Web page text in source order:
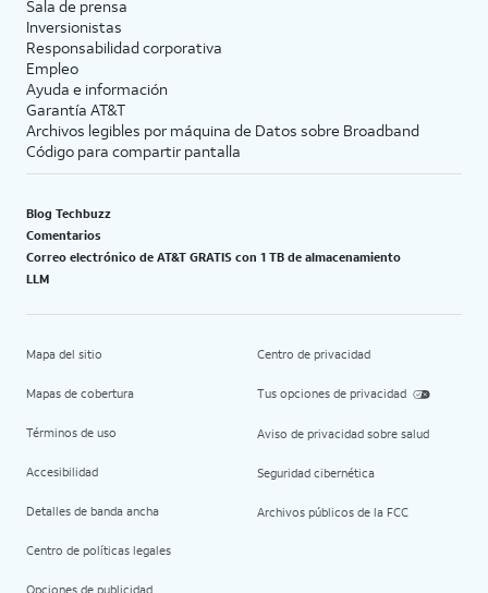
Sala de prensa
Inversionistas
Responsabilidad corporativa
Empleo
Ayuda e información
Garantía AT&T
Archivos legibles por máquina de Datos sobre Broadband
Código para compartir pantalla
Blog Techbuzz
Comentarios
Correo electrónico de AT&T GRATIS con 1 TB de almacenamiento
LLM
Mapa del sitio
Mapas de cobertura
Términos de uso
Accesibilidad
Detalles de banda ancha
Centro de políticas legales
Opciones de publicidad
Centro de privacidad
Tus opciones de privacidad
Aviso de privacidad sobre salud
Seguridad cibernética
Archivos públicos de la FCC